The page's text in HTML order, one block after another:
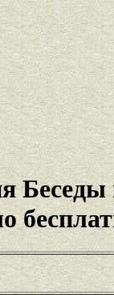
Беседы